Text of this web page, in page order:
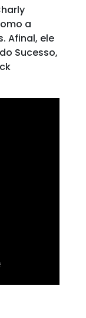
a
Afinal, ele
Sucesso,